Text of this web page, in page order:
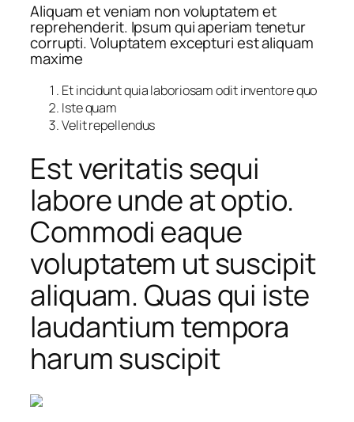
Aliquam et veniam non voluptatem et
reprehenderit. Ipsum qui aperiam tenetur
corrupti. Voluptatem excepturi est aliquam
maxime
Et incidunt quia laboriosam odit inventore quo
Iste quam
Velit repellendus
Est veritatis sequi
labore unde at optio.
Commodi eaque
voluptatem ut suscipit
aliquam. Quas qui iste
laudantium tempora
harum suscipit